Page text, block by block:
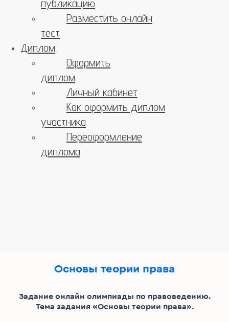
публикацию
Разместить онлайн
тест
Диплом
Оформить
диплом
Личный кабинет
Как оформить диплом
участника
Переоформление
диплома
Основы теории права
Задание онлайн олимпиады по правоведению.
Тема задания «Основы теории права».